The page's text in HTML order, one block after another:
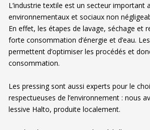
L’industrie textile est un secteur important
environnementaux et sociaux non
En effet, les étapes de lavage, séchage et
forte consommation d’énergie et d’eau.
permettent d’optimiser les procédés et
consommation.
Les pressing sont aussi experts pour le
respectueuses de l’environnement : nous
lessive Halto, produite localement.